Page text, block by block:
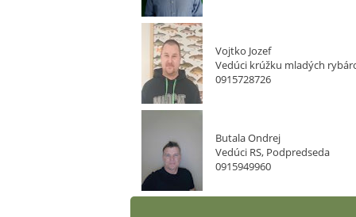
Vojtko Jozef
Vedúci krúžku mladých
0915728726
Butala Ondrej
Vedúci RS, Podpredseda
0915949960